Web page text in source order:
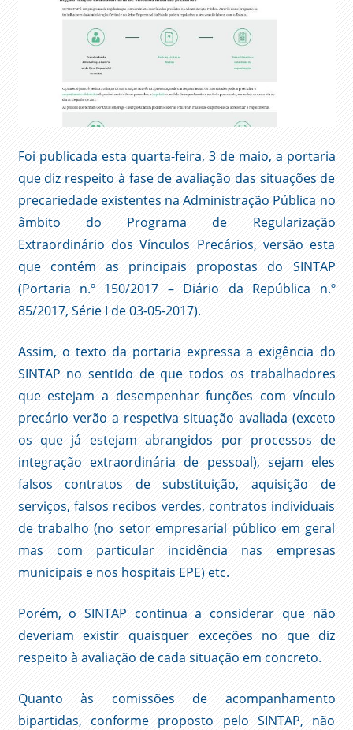
Foi publicada esta quarta-feira, 3 de maio, a portaria
que diz respeito à fase de avaliação das situações de
precariedade existentes na Administração Pública no
âmbito do Programa de Regularização
Extraordinário dos Vínculos Precários, versão esta
que contém as principais propostas do SINTAP
(Portaria n.º 150/2017 – Diário da República n.º
85/2017, Série I de 03-05-2017).
Assim, o texto da portaria expressa a exigência do
SINTAP no sentido de que todos os trabalhadores
que estejam a desempenhar funções com vínculo
precário verão a respetiva situação avaliada (exceto
os que já estejam abrangidos por processos de
integração extraordinária de pessoal), sejam eles
falsos contratos de substituição, aquisição de
serviços, falsos recibos verdes, contratos individuais
de trabalho (no setor empresarial público em geral
mas com particular incidência nas empresas
municipais e nos hospitais EPE) etc.
Porém, o SINTAP continua a considerar que não
deveriam existir quaisquer exceções no que diz
respeito à avaliação de cada situação em concreto.
Quanto às comissões de acompanhamento
bipartidas, conforme proposto pelo SINTAP, não